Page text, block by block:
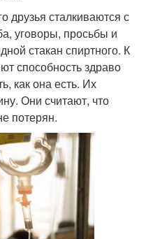
друзья сталкиваются с
уговоры, просьбы и
стакан спиртного. К
способность здраво
как она есть. Их
Они считают, что
потерян.